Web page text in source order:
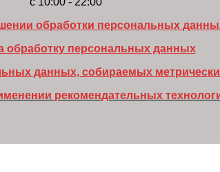
обработки персональных
обработку персональных данных
данных, собираемых
рекомендательных